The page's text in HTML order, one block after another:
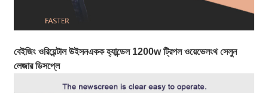
বেইজিং ওরিয়েন্টাল উইসনএকক হ্যান্ডেল 1200w ট্রিপল ওয়েভেলংথ সেলুন
লেজার ডিসপ্লে